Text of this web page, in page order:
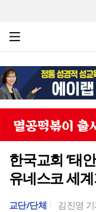
한국교회 ‘태
유네스코 세
교단/단체 김진영